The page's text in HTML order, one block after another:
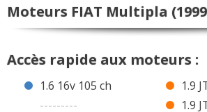
Moteurs FIAT Multipla
Accès rapide aux moteurs :
1.6 16v 105 ch
---------
1.9
1.9